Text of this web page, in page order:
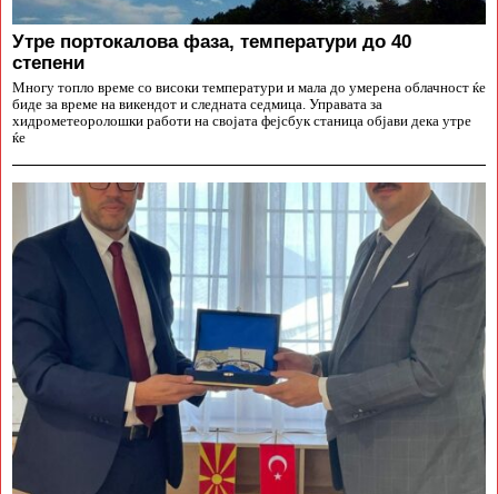
Утре портокалова фаза, температури до 40
степени
Многу топло време со високи температури и мала до умерена облачност ќе
биде за време на викендот и следната седмица. Управата за
хидрометеоролошки работи на својата фејсбук станица објави дека утре
ќе